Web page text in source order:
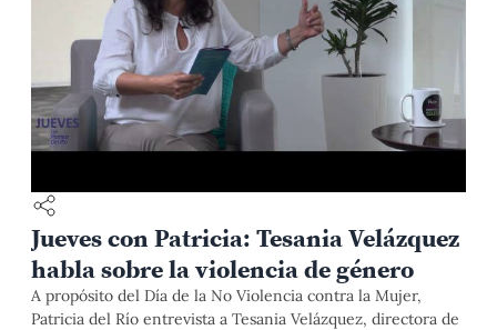
Jueves con Patricia: Tesania Velázquez
habla sobre la violencia de género
A propósito del Día de la No Violencia contra la Mujer,
Patricia del Río entrevista a Tesania Velázquez, directora de